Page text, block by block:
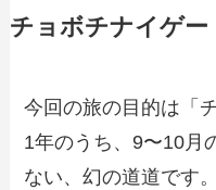
チョボチナイゲー
今回の旅の目的は「
1年のうち、9〜10月
ない、幻の道道です。